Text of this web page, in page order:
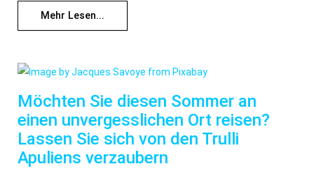
Mehr Lesen...
Möchten Sie diesen Sommer an
einen unvergesslichen Ort reisen?
Lassen Sie sich von den Trulli
Apuliens verzaubern